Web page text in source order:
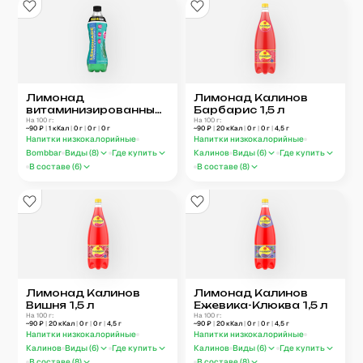
Лимонад
витаминизированный
Bombbar Тархун
500 мл
На 100 г:
~90 ₽| 1 кКал| 0 г| 0 г| 0 г
Напитки низкокалорийные
Bombbar Виды (8)
Где купить
В составе (6)
Лимонад Калинов
Барбарис 1,5 л
На 100 г:
~90 ₽ | 20 кКал | 0 г | 0 г | 4,5 г
Напитки низкокалорийные
Калинов Виды (6)
Где купить
В составе (8)
Лимонад Калинов
Вишня 1,5 л
На 100 г:
~90 ₽| 20 кКал| 0 г| 0 г| 4,5 г
Напитки низкокалорийные
Калинов Виды (6)
Где купить
Лимонад Калинов
Ежевика-Клюква 1,5 л
На 100 г:
~90 ₽ | 20 кКал | 0 г | 0 г | 4,5 г
Напитки низкокалорийные
Калинов Виды (6)
Где купить